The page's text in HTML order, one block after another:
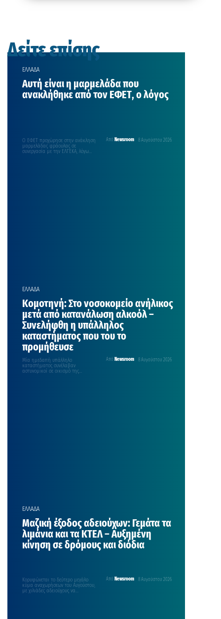
Δείτε επίσης
ΕΛΛΑΔΑ
Αυτή είναι η μαρμελάδα που
ανακλήθηκε από τον ΕΦΕΤ, ο λόγος
Από Newsroom 8 Αυγούστου 2026
Ο ΕΦΕΤ προχώρησε στην ανάκληση
μαρμελάδας φράουλας σε
συνεργασία με την ΕΛΓΕΚΑ, λόγω
ΕΛΛΑΔΑ
Κομοτηνή: Στο νοσοκομείο ανήλικος
μετά από κατανάλωση αλκοόλ –
Συνελήφθη η υπάλληλος
καταστήματος που του το
προμήθευσε
Από Newsroom 8 Αυγούστου 2026
Μία ημεδαπή υπάλληλο
καταστήματος συνέλαβαν
αστυνομικοί σε οικισμό της
ΕΛΛΑΔΑ
Μαζική έξοδος αδειούχων: Γεμάτα τα
λιμάνια και τα ΚΤΕΛ – Αυξημένη
κίνηση σε δρόμους και διόδια
Από Newsroom 8 Αυγούστου 2026
Κορυφώνεται το δεύτερο μεγάλο
κύμα αναχωρήσεων του Αυγούστου,
με χιλιάδες αδειούχους να